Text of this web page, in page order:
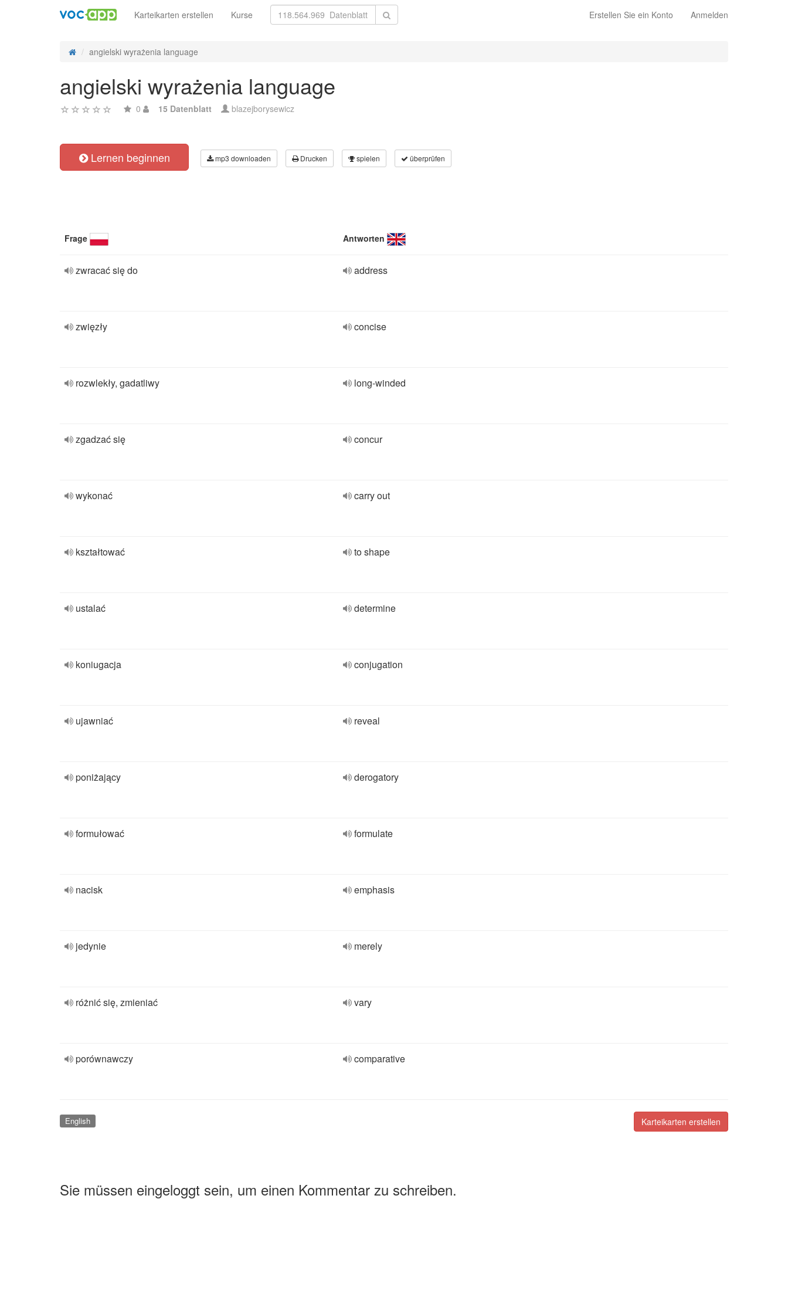
Erstellen Sie ein Konto Anmelden
Karteikarten erstellen Kurse
angielski wyrażenia language
angielski wyrażenia language
0 15 Datenblatt blazejborysewicz
Lernen beginnen mp3 downloaden Drucken spielen überprüfen
Frage Antworten
zwracać się do address
zwięzły concise
rozwlekły, gadatliwy long-winded
zgadzać się concur
wykonać carry out
kształtować to shape
ustalać determine
koniugacja conjugation
ujawniać reveal
poniżający derogatory
formułować formulate
nacisk emphasis
jedynie merely
różnić się, zmieniać vary
porównawczy comparative
Karteikarten erstellen
English
Sie müssen eingeloggt sein, um einen Kommentar zu schreiben.